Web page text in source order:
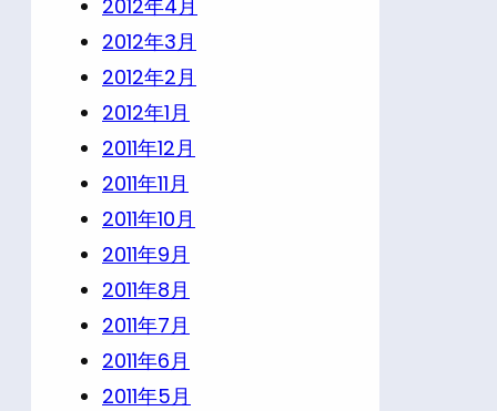
2012年4月
2012年3月
2012年2月
2012年1月
2011年12月
2011年11月
2011年10月
2011年9月
2011年8月
2011年7月
2011年6月
2011年5月